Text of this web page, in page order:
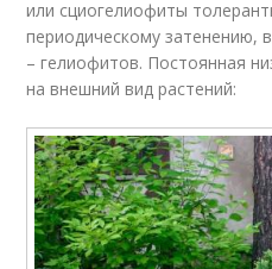
или сциогелиофиты
периодическому затенению,
– гелиофитов. Постоянная
на внешний вид растений: